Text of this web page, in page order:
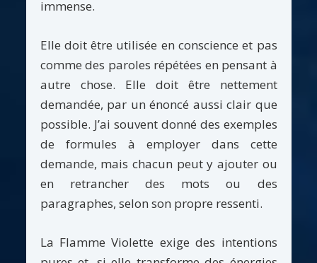
immense.
Elle doit être utilisée en conscience et pas
comme des paroles répétées en pensant à
autre chose. Elle doit être nettement
demandée, par un énoncé aussi clair que
possible. J’ai souvent donné des exemples
de formules à employer dans cette
demande, mais chacun peut y ajouter ou
en retrancher des mots ou des
paragraphes, selon son propre ressenti.
La Flamme Violette exige des intentions